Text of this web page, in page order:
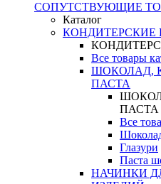
СОПУТСТВУЮЩИЕ
Каталог
КОНДИТЕРСКИЕ
Все товары
ШОКОЛАД,
ПАСТА
ПАСТА
Все
Глазури
Паста
НАЧИНКИ